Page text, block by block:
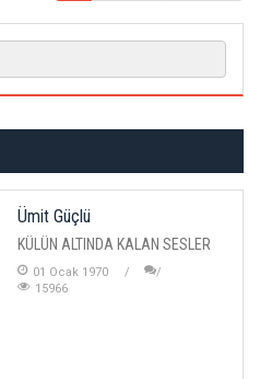
Ümit Güçlü
KÜLÜN ALTINDA KALAN SESLER
01 Ocak 1970
15966